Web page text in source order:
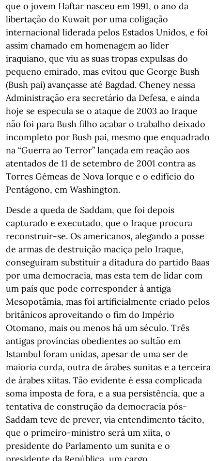
que o jovem Haftar nasceu em 1991, o ano da
libertação do Kuwait por uma coligação
internacional liderada pelos Estados Unidos, e foi
assim chamado em homenagem ao líder
iraquiano, que viu as suas tropas expulsas do
pequeno emirado, mas evitou que George Bush
(Bush pai) avançasse até Bagdad. Cheney nessa
Administração era secretário da Defesa, e ainda
hoje se especula se o ataque de 2003 ao Iraque
não foi para Bush filho acabar o trabalho deixado
incompleto por Bush pai, mesmo que enquadrado
na “Guerra ao Terror” lançada em reação aos
atentados de 11 de setembro de 2001 contra as
Torres Gémeas de Nova Iorque e o edifício do
Pentágono, em Washington.
Desde a queda de Saddam, que foi depois
capturado e executado, que o Iraque procura
reconstruir-se. Os americanos, alegando a posse
de armas de destruição maciça pelo Iraque,
conseguiram substituir a ditadura do partido Baas
por uma democracia, mas esta tem de lidar com
um país que pode corresponder à antiga
Mesopotâmia, mas foi artificialmente criado pelos
britânicos aproveitando o fim do Império
Otomano, mais ou menos há um século. Três
antigas províncias obedientes ao sultão em
Istambul foram unidas, apesar de uma ser de
maioria curda, outra de árabes sunitas e a terceira
de árabes xiitas. Tão evidente é essa complicada
soma imposta de fora, e a sua persistência, que a
tentativa de construção da democracia pós-
Saddam teve de prever, via entendimento tácito,
que o primeiro-ministro será um xiita, o
presidente do Parlamento um sunita e o